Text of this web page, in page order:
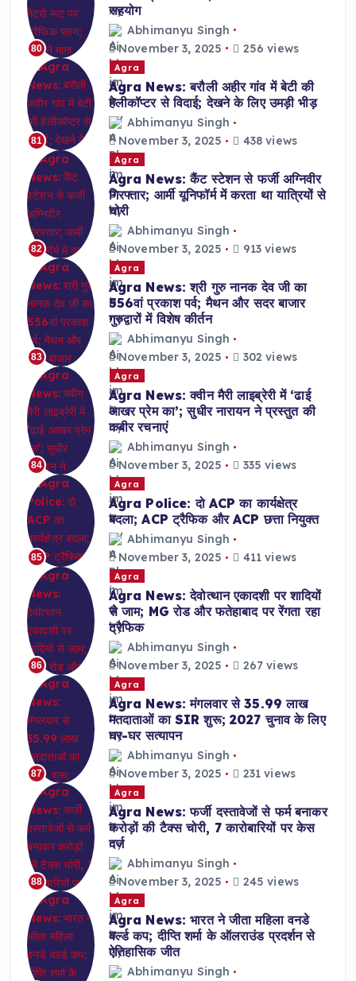
80
सहयोग
Abhimanyu Singh
November 3, 2025
256 views
81
Agra
Agra News: बरौली अहीर गांव में बेटी की
हेलीकॉप्टर से विदाई; देखने के लिए उमड़ी भीड़
Abhimanyu Singh
November 3, 2025
438 views
82
Agra
Agra News: कैंट स्टेशन से फर्जी अग्निवीर
गिरफ्तार; आर्मी यूनिफॉर्म में करता था यात्रियों से
चोरी
Abhimanyu Singh
November 3, 2025
913 views
83
Agra
Agra News: श्री गुरु नानक देव जी का
556वां प्रकाश पर्व; मैथन और सदर बाजार
गुरुद्वारों में विशेष कीर्तन
Abhimanyu Singh
November 3, 2025
302 views
84
Agra
Agra News: क्वीन मैरी लाइब्रेरी में ‘ढाई
आखर प्रेम का’; सुधीर नारायन ने प्रस्तुत की
कबीर रचनाएं
Abhimanyu Singh
November 3, 2025
335 views
85
Agra
Agra Police: दो ACP का कार्यक्षेत्र
बदला; ACP ट्रैफिक और ACP छत्ता नियुक्त
Abhimanyu Singh
November 3, 2025
411 views
86
Agra
Agra News: देवोत्थान एकादशी पर शादियों
से जाम; MG रोड और फतेहाबाद पर रेंगता रहा
ट्रैफिक
Abhimanyu Singh
November 3, 2025
267 views
87
Agra
Agra News: मंगलवार से 35.99 लाख
मतदाताओं का SIR शुरू; 2027 चुनाव के लिए
घर-घर सत्यापन
Abhimanyu Singh
November 3, 2025
231 views
88
Agra
Agra News: फर्जी दस्तावेजों से फर्म बनाकर
करोड़ों की टैक्स चोरी, 7 कारोबारियों पर केस
दर्ज
Abhimanyu Singh
November 3, 2025
245 views
Agra
Agra News: भारत ने जीता महिला वनडे
वर्ल्ड कप; दीप्ति शर्मा के ऑलराउंड प्रदर्शन से
ऐतिहासिक जीत
Abhimanyu Singh